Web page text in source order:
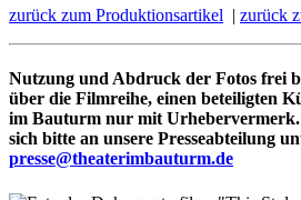
zurück zum Produktionsartikel | zurück
Nutzung und Abdruck der Fotos frei
über die Filmreihe, einen beteiligten
im Bauturm nur mit Urhebervermerk.
sich bitte an unsere Presseabteilung
presse@theaterimbauturm.de